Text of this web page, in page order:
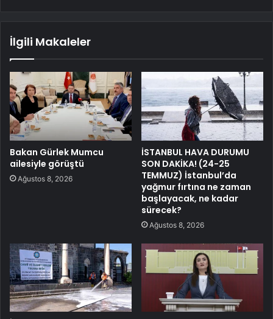
İlgili Makaleler
Bakan Gürlek Mumcu
ailesiyle görüştü
Ağustos 8, 2026
İSTANBUL HAVA DURUMU
SON DAKİKA! (24-25
TEMMUZ) İstanbul’da
yağmur fırtına ne zaman
başlayacak, ne kadar
sürecek?
Ağustos 8, 2026